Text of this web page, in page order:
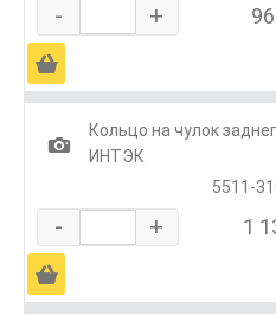
- +
Ä
1
Кольцо на чулок
ИНТЭК
5511-
- + 1
Ä